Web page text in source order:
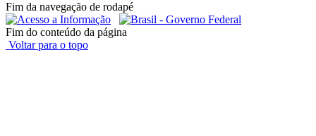
Fim da navegação de rodapé
Fim do conteúdo da página
Voltar para o topo